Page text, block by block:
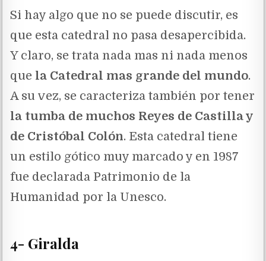
Si hay algo que no se puede discutir, es
que esta catedral no pasa desapercibida.
Y claro, se trata nada mas ni nada menos
que la Catedral mas grande del mundo.
A su vez, se caracteriza también por tener
la tumba de muchos Reyes de Castilla y
de Cristóbal Colón. Esta catedral tiene
un estilo gótico muy marcado y en 1987
fue declarada Patrimonio de la
Humanidad por la Unesco.
4- Giralda